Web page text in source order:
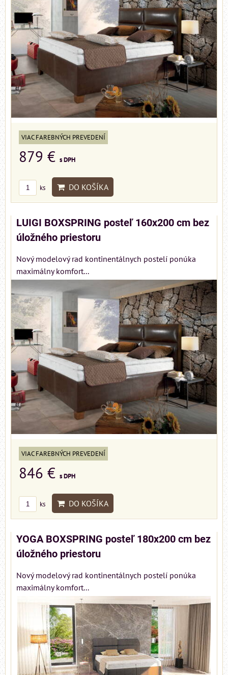
VIAC FAREBNÝCH PREVEDENÍ
879 € s DPH
ks DO KOŠÍKA
LUIGI BOXSPRING posteľ 160x200 cm bez
úložného priestoru
Nový modelový rad kontinentálnych postelí ponúka
maximálny komfort...
VIAC FAREBNÝCH PREVEDENÍ
846 € s DPH
ks DO KOŠÍKA
YOGA BOXSPRING posteľ 180x200 cm bez
úložného priestoru
Nový modelový rad kontinentálnych postelí ponúka
maximálny komfort...